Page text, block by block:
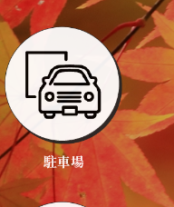
リフォーム
駐車場